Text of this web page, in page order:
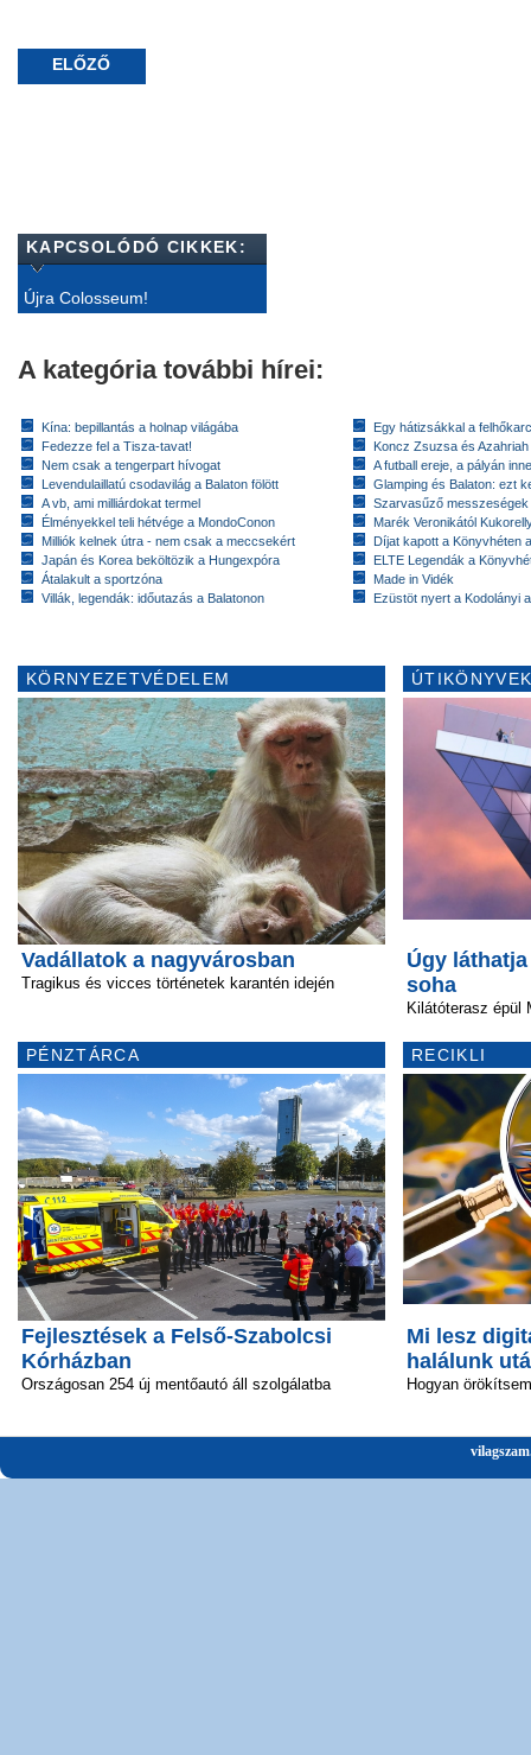
ELŐZŐ
KAPCSOLÓDÓ CIKKEK:
Újra Colosseum!
A kategória további hírei:
Kína: bepillantás a holnap világába
Fedezze fel a Tisza-tavat!
Nem csak a tengerpart hívogat
Levendulaillatú csodavilág a Balaton fölött
A vb, ami milliárdokat termel
Élményekkel teli hétvége a MondoConon
Milliók kelnek útra - nem csak a meccsekért
Japán és Korea beköltözik a Hungexpóra
Átalakult a sportzóna
Villák, legendák: időutazás a Balatonon
Egy hátizsákkal a
Koncz Zsuzsa és
A futball ereje, a pályán
Glamping és Balaton: ezt
Szarvasűző messzeségek
Marék Veronikától
Díjat kapott a Könyvhéten
ELTE Legendák a
Made in Vidék
Ezüstöt nyert a Kodolányi
KÖRNYEZETVÉDELEM
Vadállatok a nagyvárosban
Tragikus és vicces történetek karantén idején
PÉNZTÁRCA
Fejlesztések a Felső-Szabolcsi
Kórházban
Országosan 254 új mentőautó áll szolgálatba
Úgy
soha
Kilátóterasz épül
RECIKLI
Mi lesz
halálunk
Hogyan